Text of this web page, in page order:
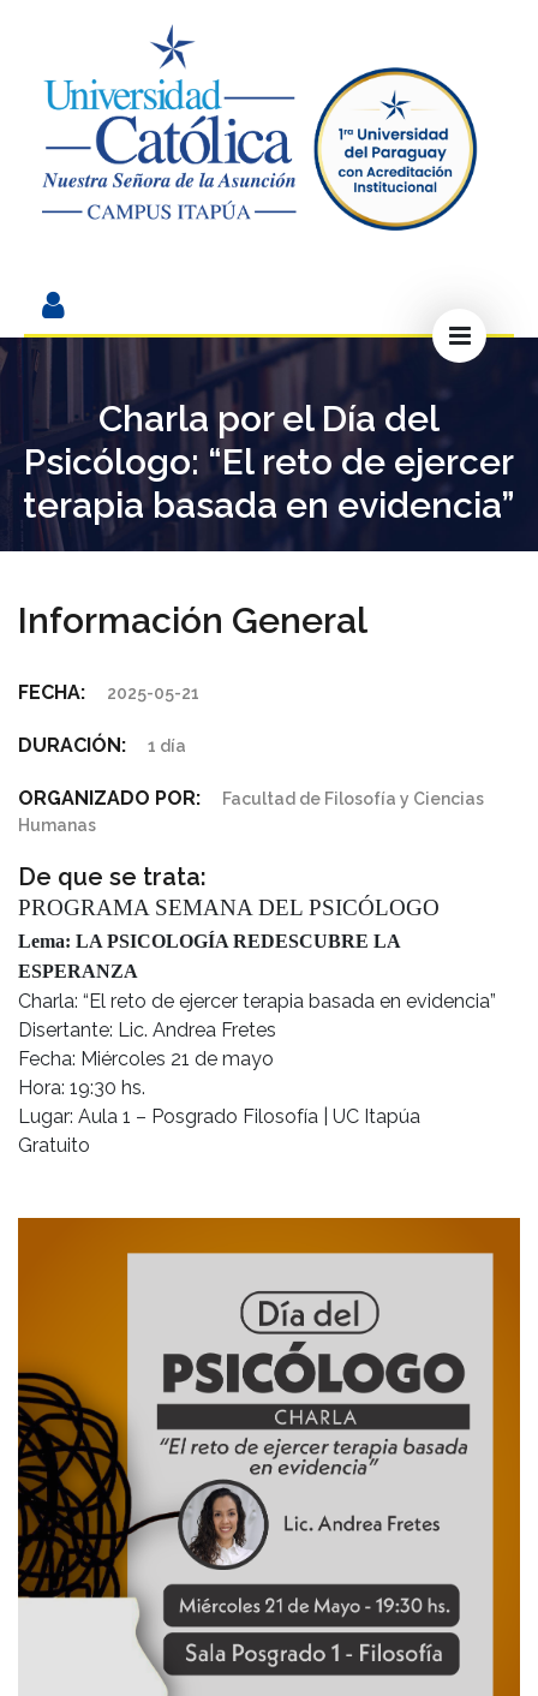
Charla por el Día del
Psicólogo: “El reto de ejercer
terapia basada en evidencia”
Información General
FECHA: 2025-05-21
DURACIÓN: 1 día
ORGANIZADO POR:
Facultad de Filosofía y Ciencias
Humanas
De que se trata:
PROGRAMA SEMANA DEL PSICÓLOGO
Lema: LA PSICOLOGÍA REDESCUBRE LA
ESPERANZA
Charla: “El reto de ejercer terapia basada en evidencia”
Disertante: Lic. Andrea Fretes
Fecha: Miércoles 21 de mayo
Hora: 19:30 hs.
Lugar: Aula 1 – Posgrado Filosofía | UC Itapúa
Gratuito